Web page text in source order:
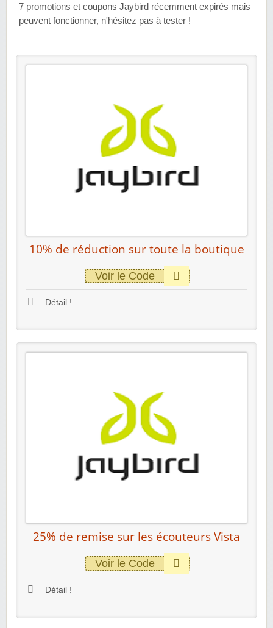
7 promotions et coupons Jaybird récemment expirés mais
peuvent fonctionner, n'hésitez pas à tester !
10% de réduction sur toute la boutique
Voir le Code
Détail !
25% de remise sur les écouteurs Vista
Voir le Code
Détail !